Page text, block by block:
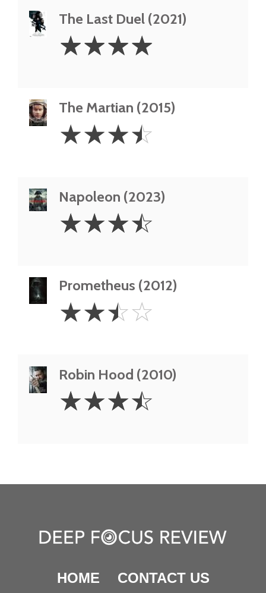
The Last Duel (2021)
Stars
☆☆☆☆
The Martian (2015)
3.5
Stars
☆☆☆☆
Napoleon (2023)
3.5
Stars
☆☆☆☆
Prometheus (2012)
2.5
Stars
☆☆☆☆
Robin Hood (2010)
3.5
Stars
☆☆☆☆
HOME CONTACT US